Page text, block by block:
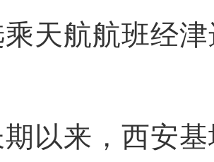
天航航班经
来，西安基